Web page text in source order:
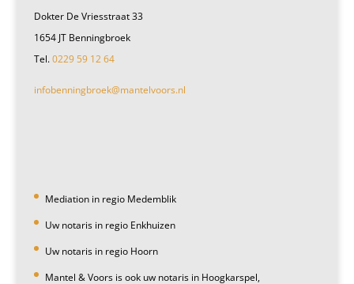
Dokter De Vriesstraat 33
1654 JT Benningbroek
Tel.0229 59 12 64
infobenningbroek@mantelvoors.nl
Mediation in regio Medemblik
Uw notaris in regio Enkhuizen
Uw notaris in regio Hoorn
Mantel & Voors is ook uw notaris in Hoogkarspel,